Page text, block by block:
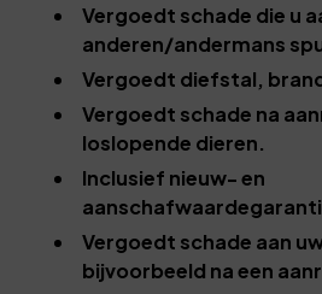
Vergoedt schade die u
anderen/andermans
Vergoedt diefstal,
Vergoedt schade na
loslopende dieren.
Inclusief nieuw- en
Vergoedt schade aan
bijvoorbeeld na een